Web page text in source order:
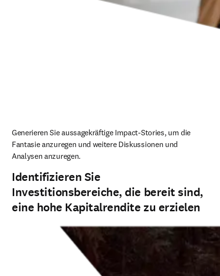
Generieren Sie aussagekräftige Impact-Stories, um die
Fantasie anzuregen und weitere Diskussionen und
Analysen anzuregen.
Identifizieren Sie
Investitionsbereiche, die bereit sind,
eine hohe Kapitalrendite zu erzielen